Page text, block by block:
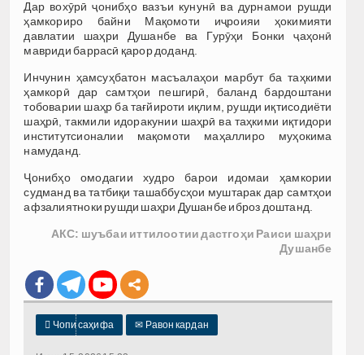
Дар вохӯрӣ ҷонибҳо вазъи кунунӣ ва дурнамои рушди
ҳамкориро байни Мақомоти иҷроияи ҳокимияти
давлатии шаҳри Душанбе ва Гурӯҳи Бонки ҷаҳонӣ
мавриди баррасӣ қарор доданд.
Инчунин ҳамсуҳбатон масъалаҳои марбут ба таҳкими
ҳамкорӣ дар самтҳои пешгирӣ, баланд бардоштани
тобоварии шаҳр ба тағйироти иқлим, рушди иқтисодиёти
шаҳрӣ, такмили идоракунии шаҳрӣ ва таҳкими иқтидори
институтсионалии мақомоти маҳаллиро муҳокима
намуданд.
Ҷонибҳо омодагии худро барои идомаи ҳамкории
судманд ва татбиқи ташаббусҳои муштарак дар самтҳои
афзалиятноки рушди шаҳри Душанбе иброз доштанд.
АКС: шуъбаи иттилоотии дастгоҳи Раиси шаҳри
Душанбе
 Чопи саҳифа ✉ Равон кардан